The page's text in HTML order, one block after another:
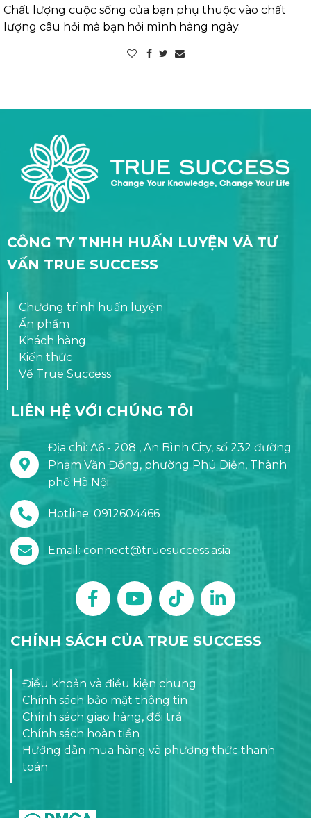
Chất lượng cuộc sống của bạn phụ thuộc vào chất
lượng câu hỏi mà bạn hỏi mình hàng ngày.
CÔNG TY TNHH HUẤN LUYỆN VÀ TƯ
VẤN TRUE SUCCESS
Chương trình huấn luyện
Ấn phẩm
Khách hàng
Kiến thức
Về True Success
LIÊN HỆ VỚI CHÚNG TÔI
Địa chỉ: A6 - 208 , An Bình City, số 232 đường
Phạm Văn Đồng, phường Phú Diễn, Thành
phố Hà Nội
Hotline: 0912604466
Email: connect@truesuccess.asia
CHÍNH SÁCH CỦA TRUE SUCCESS
Điều khoản và điều kiện chung
Chính sách bảo mật thông tin
Chính sách giao hàng, đổi trả
Chính sách hoàn tiền
Hướng dẫn mua hàng và phương thức thanh
toán